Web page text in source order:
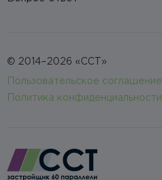
© 2014–2026 «ССТ»
Пользовательское соглашение
Политика конфиденциальности